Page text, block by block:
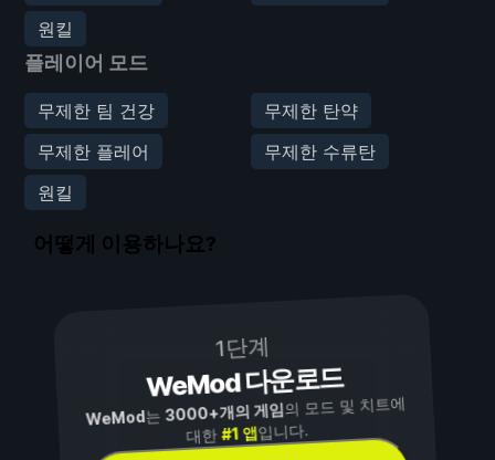
원킬
플레이어 모드
무제한 팀 건강
무제한 탄약
무제한 플레어
무제한 수류탄
원킬
어떻게 이용하나요?
1단계
WeMod 다운로드
WeMod는3000+개의 게임의 모드 및 치트에
대한#1 앱입니다.